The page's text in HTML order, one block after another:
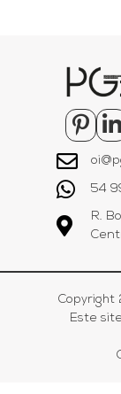
54
R.
Copyright
Este